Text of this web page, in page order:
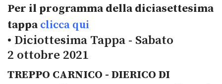
Per il programma della diciasettesima
tappaclicca qui
• Diciottesima Tappa - Sabato
2 ottobre 2021
TREPPO CARNICO - DIERICO DI